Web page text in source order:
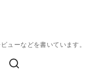
ューなどを書いています。